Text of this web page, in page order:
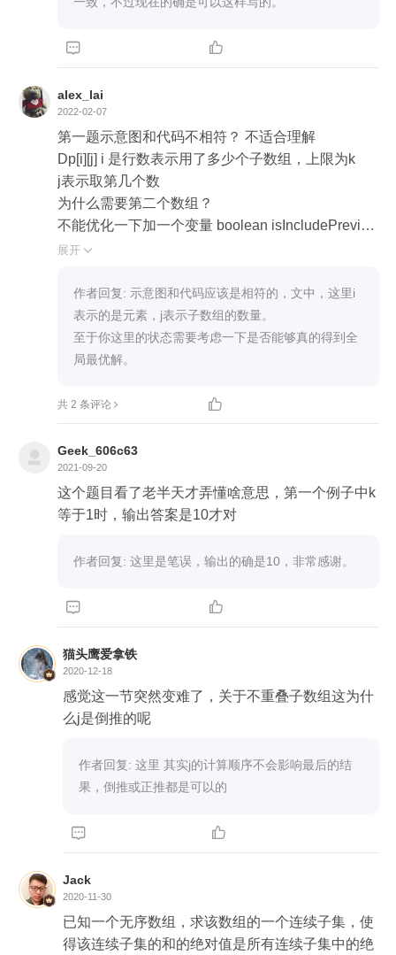
M[i][j] 的来源：
的解，加上当前值。因为M代表着一定包含着末尾
接 nums[i-1] 而不增加 j 的数量。
(2) DP[i-1][j-1] + nums[i-1]：前 i-1 个元素（实际上
对应到nums的范围是[0, i-2] ）组合成 j-1 个子数组
的最优解，并加上当前值。虽然DP不能保证一定包
含最后一个元素（从而能和 nums[i-1] 能连续上），
但是因为组合的数组的数量只是 j-1，也没有到 j ，
际上也必须是这样），而凑成 j 个子数组的目的。
 
alex_lai
2022-02-07
第一题示意图和代码不相符？ 不适合理解
Dp[i][j] i 是行数表示用了多少个子数组，上限为k
j表示取第几个数
为什么需要第二个数组？
不能优化一下加一个变量 boolean isIncludePreviou
s在内层循环里 表示j-1在第i个数组被include or no
ms[j]可以叠加dp[i,j-1]
所以我的状态会是
Dp[i,j] = max(
dp[i-1][j-1] + nums[j],
展开 
作者回复: 示意图和代码应该是相符的，文中，这里i
表示的是元素，j表示子数组的数量。
至于你这里的状态需要考虑一下是否能够真的得到全
共 2 条评论 
Geek_606c63
2021-09-20
这个题目看了老半天才弄懂啥意思，第一个例子中k
等于1时，输出答案是10才对
 
猫头鹰爱拿铁
2020-12-18
感觉这一节突然变难了，关于不重叠子数组这为什
么j是倒推的呢
作者回复: 这里 其实j的计算顺序不会影响最后的结
果，倒推或正推都是可以的
 
Jack
2020-11-30
已知一个无序数组，求该数组的一个连续子集，使
得该连续子集的和的绝对值是所有连续子集中的绝